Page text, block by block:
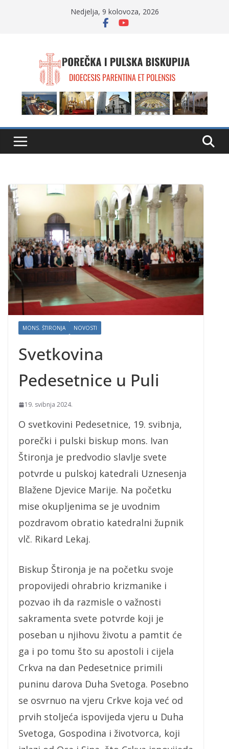
Nedjelja, 9 kolovoza, 2026
MONS. ŠTIRONJA NOVOSTI
Svetkovina
Pedesetnice u Puli
19. svibnja 2024.
O svetkovini Pedesetnice, 19. svibnja,
porečki i pulski biskup mons. Ivan
Štironja je predvodio slavlje svete
potvrde u pulskoj katedrali Uznesenja
Blažene Djevice Marije. Na početku
mise okupljenima se je uvodnim
pozdravom obratio katedralni župnik
vlč. Rikard Lekaj.
Biskup Štironja je na početku svoje
propovijedi ohrabrio krizmanike i
pozvao ih da razmisle o važnosti
sakramenta svete potvrde koji je
poseban u njihovu životu a pamtit će
ga i po tomu što su apostoli i cijela
Crkva na dan Pedesetnice primili
puninu darova Duha Svetoga. Posebno
se osvrnuo na vjeru Crkve koja već od
prvih stoljeća ispovijeda vjeru u Duha
Svetoga, Gospodina i životvorca, koji